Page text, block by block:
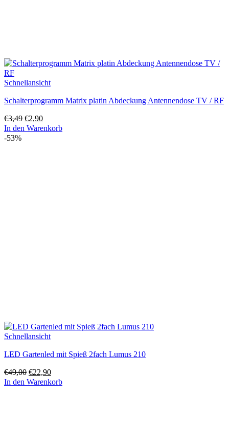
Schnellansicht
Schalterprogramm Matrix platin Abdeckung Antennendose TV / RF
€3,49 Ursprünglicher
Preis
€2,90Aktueller
Preis
In den Warenkorb
-53%
Schnellansicht
LED Gartenled mit Spieß 2fach Lumus 210
€49,00 Ursprünglicher
Preis
€22,90Aktueller
Preis
In den Warenkorb